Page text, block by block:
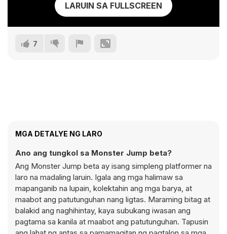
LARUIN SA FULLSCREEN
7
MGA DETALYE NG LARO
Ano ang tungkol sa Monster Jump beta?
Ang Monster Jump beta ay isang simpleng platformer na
laro na madaling laruin. Igala ang mga halimaw sa
mapanganib na lupain, kolektahin ang mga barya, at
maabot ang patutunguhan nang ligtas. Maraming bitag at
balakid ang naghihintay, kaya subukang iwasan ang
pagtama sa kanila at maabot ang patutunguhan. Tapusin